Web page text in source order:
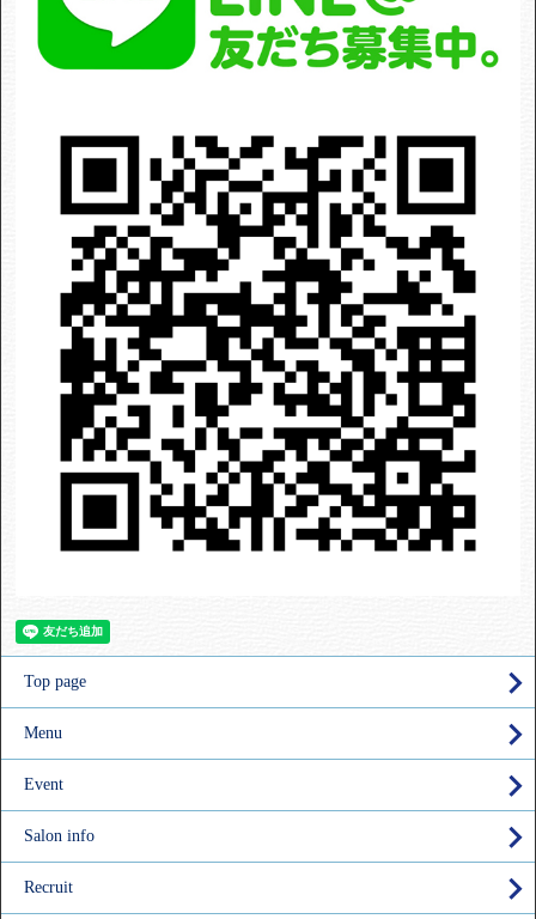
Top page
Menu
Event
Salon info
Recruit